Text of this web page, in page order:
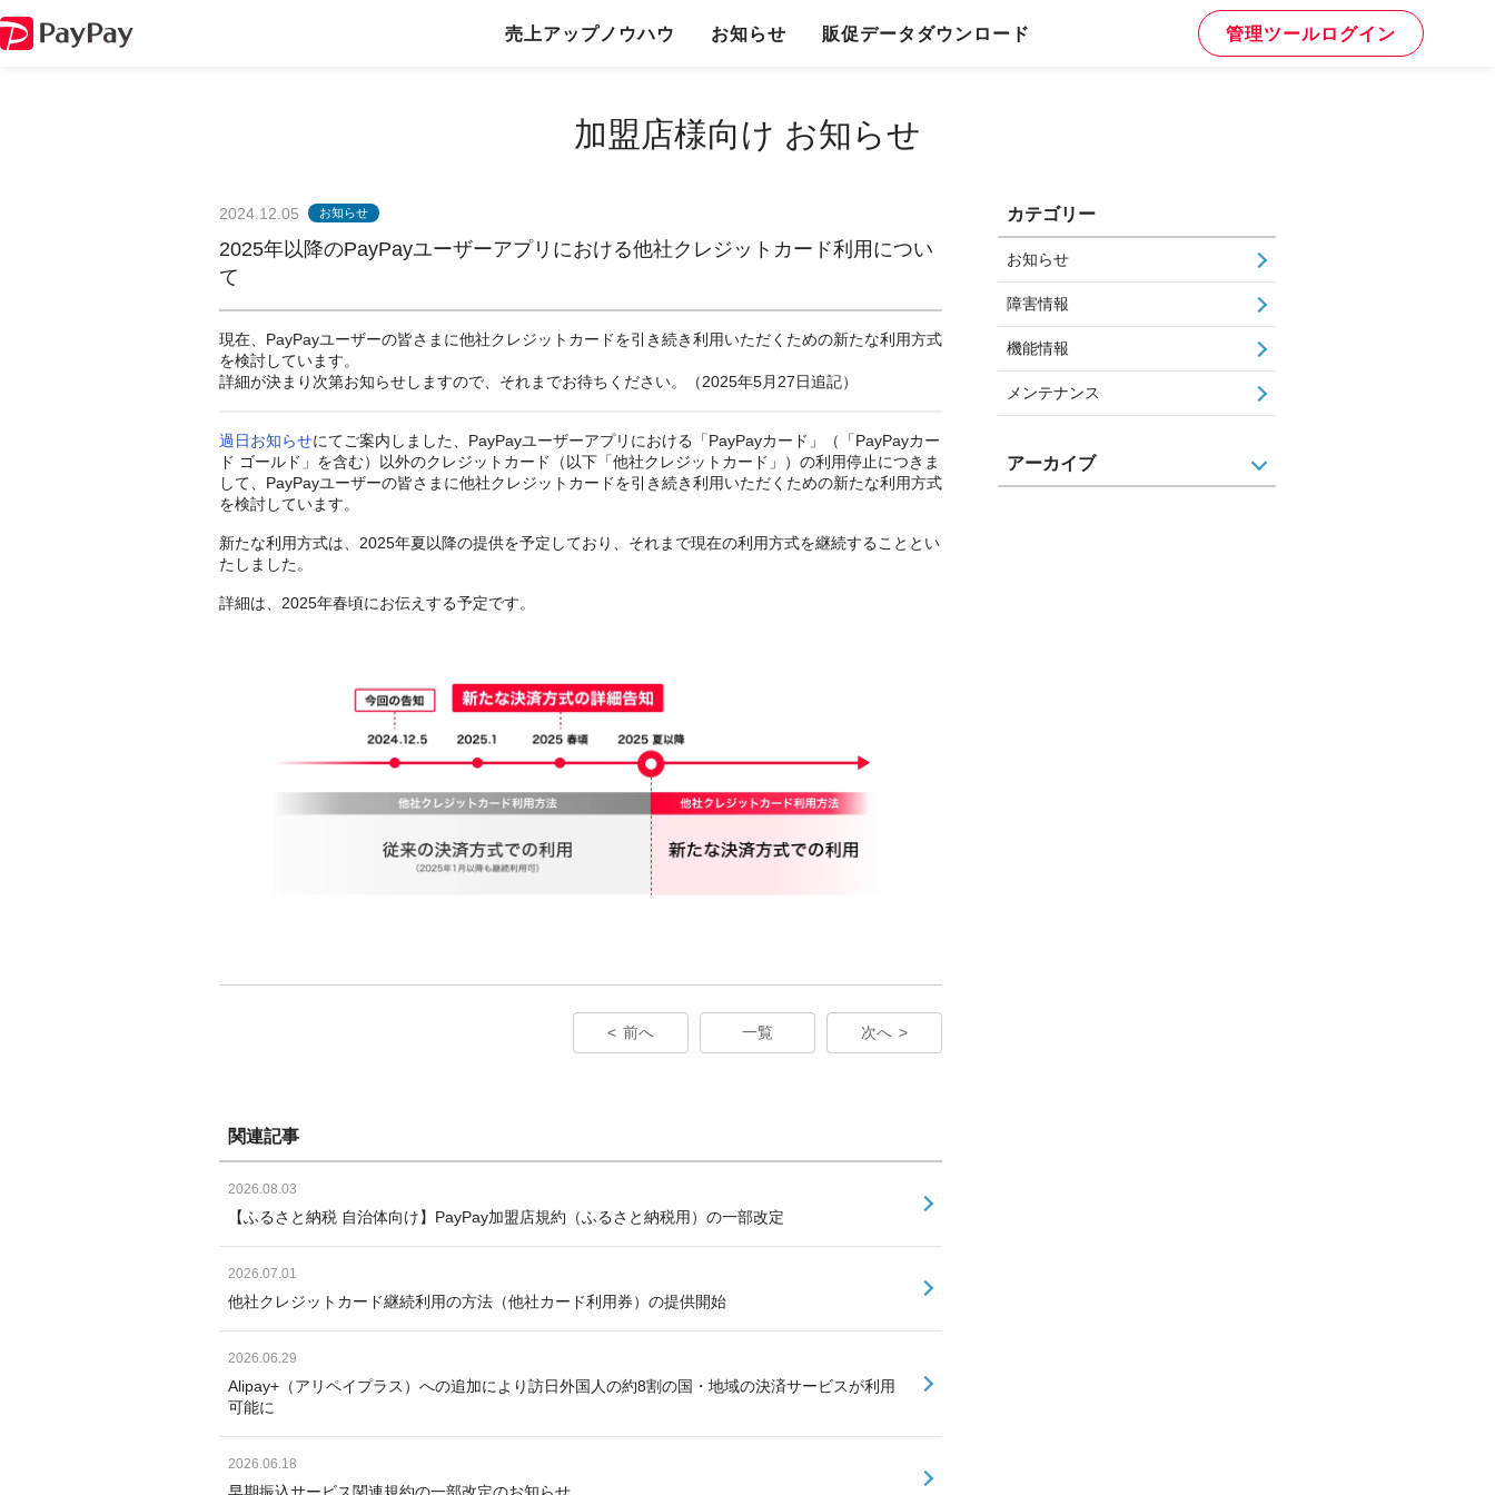
売上アップノウハウ お知らせ 販促データダウンロード 管理ツールログイン
加盟店様向け お知らせ
2024.12.05 お知らせ
2025年以降のPayPayユーザーアプリにおける他社クレジットカード利用につい
て
現在、PayPayユーザーの皆さまに他社クレジットカードを引き続き利用いただくための新たな利用方式
を検討しています。
詳細が決まり次第お知らせしますので、それまでお待ちください。（2025年5月27日追記）
過日お知らせにてご案内しました、PayPayユーザーアプリにおける「PayPayカード」（「PayPayカー
ド ゴールド」を含む）以外のクレジットカード（以下「他社クレジットカード」）の利用停止につきま
して、PayPayユーザーの皆さまに他社クレジットカードを引き続き利用いただくための新たな利用方式
を検討しています。
新たな利用方式は、2025年夏以降の提供を予定しており、それまで現在の利用方式を継続することとい
たしました。
詳細は、2025年春頃にお伝えする予定です。
前へ 一覧 次へ
関連記事
2026.08.03
【ふるさと納税 自治体向け】PayPay加盟店規約（ふるさと納税用）の一部改定
2026.07.01
他社クレジットカード継続利用の方法（他社カード利用券）の提供開始
2026.06.29
Alipay+（アリペイプラス）への追加により訪日外国人の約8割の国・地域の決済サービスが利用
可能に
2026.06.18
カテゴリー
お知らせ
障害情報
機能情報
メンテナンス
アーカイブ